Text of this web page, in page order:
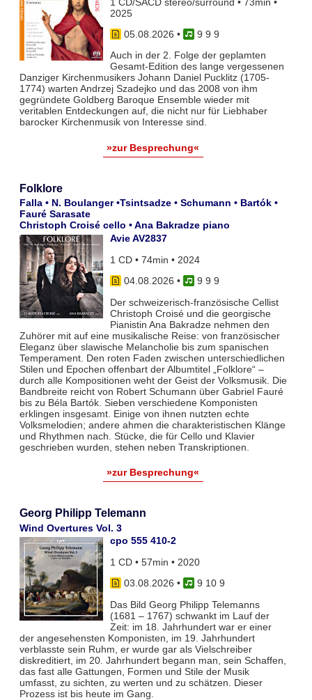
2025
05.08.2026 •
9 9 9
Auch in der 2. Folge der geplamten
Gesamt-Edition des lange vergessenen
Danziger Kirchenmusikers Johann Daniel Pucklitz (1705-
1774) warten Andrzej Szadejko und das 2008 von ihm
gegründete Goldberg Baroque Ensemble wieder mit
veritablen Entdeckungen auf, die nicht nur für Liebhaber
barocker Kirchenmusik von Interesse sind.
»zur Besprechung«
Folklore
Falla • N. Boulanger •Tsintsadze • Schumann • Bartók •
Fauré Sarasate
Christoph Croisé cello • Ana Bakradze piano
Avie AV2837
1 CD • 74min • 2024
04.08.2026 •
9 9 9
Der schweizerisch-französische Cellist
Christoph Croisé und die georgische
Pianistin Ana Bakradze nehmen den
Zuhörer mit auf eine musikalische Reise: von französischer
Eleganz über slawische Melancholie bis zum spanischen
Temperament. Den roten Faden zwischen unterschiedlichen
Stilen und Epochen offenbart der Albumtitel „Folklore“ –
durch alle Kompositionen weht der Geist der Volksmusik. Die
Bandbreite reicht von Robert Schumann über Gabriel Fauré
bis zu Béla Bartók. Sieben verschiedene Komponisten
erklingen insgesamt. Einige von ihnen nutzten echte
Volksmelodien; andere ahmen die charakteristischen Klänge
und Rhythmen nach. Stücke, die für Cello und Klavier
geschrieben wurden, stehen neben Transkriptionen.
»zur Besprechung«
Georg Philipp Telemann
Wind Overtures Vol. 3
cpo 555 410-2
1 CD • 57min • 2020
03.08.2026 •
9 10 9
Das Bild Georg Philipp Telemanns
(1681 – 1767) schwankt im Lauf der
Zeit: im 18. Jahrhundert war er einer
der angesehensten Komponisten, im 19. Jahrhundert
verblasste sein Ruhm, er wurde gar als Vielschreiber
diskreditiert, im 20. Jahrhundert begann man, sein Schaffen,
das fast alle Gattungen, Formen und Stile der Musik
umfasst, zu sichten, zu werten und zu schätzen. Dieser
Prozess ist bis heute im Gang.